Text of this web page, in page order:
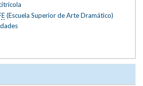
(Escuela Superior de Arte Dramático)